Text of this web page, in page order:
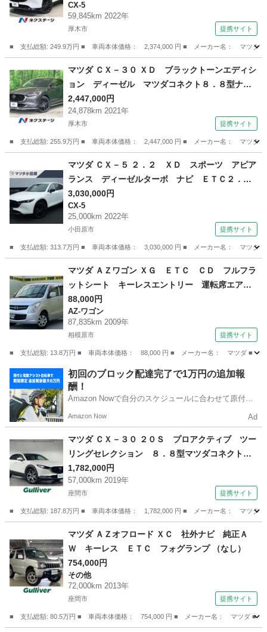
ーズ 電動リアゲート レザーシート 全席シー
トヒーター ドラレコ コーナーセンサー デジ
CX-5
59,845km 2022年
厚木市 提携サイト
■ 支払総額: 249.9万円 ■ 車両本体価格： 2,374,000 円 ■ メーカー名： マツ
CX-5
マツダ ＣＸ－３０ ＸＤ ブラックトーンエディシ
ョン ディーゼル マツダコネクト８．８型ナ
ビ 全周囲カメラ 衝突軽減 レーダークルー
ズ ブラインドスポットモニター 電動リアゲー
ト コーナーセンサー ＬＥＤヘッド ＥＴＣ
純正１８インチアルミ （検8.12）
2,447,000円
24,878km 2021年
厚木市 提携サイト
■ 支払総額: 255.9万円 ■ 車両本体価格： 2,447,000 円 ■ メーカー名： マツダ
マツダ
マツダ ＣＸ－５ ２．２ ＸＤ スポーツ アピア
ランス ディーゼルターボ ナビ ＥＴＣ２．
０ ３６０度モニター ＬＥＤランプ １オーナ
ー車 本革シート パワーテールゲート バック
カメラ クルコン パワーシート ＥＴＣ車載
器 横滑り防止装置 シートヒーター エアコ
ン 禁煙車 （検9.3）
3,030,000円
CX-5
25,000km 2022年
小田原市 提携サイト
■ 支払総額: 313.7万円 ■ 車両本体価格： 3,030,000 円 ■ メーカー名： マツ
CX-5
マツダ ＡＺワゴン ＸＧ ＥＴＣ ＣＤ フルフラ
ットシート キーレスエントリー 運転席エアバ
ック 助手席エアバック 盗難防止装置 パワー
ステアリング パワ－ウィンドウ ベンチシー
ト エアコンクーラー （検10.8）
88,000円
AZ-ワゴン
87,835km 2009年
相模原市 提携サイト
■ 支払総額: 13.8万円 ■ 車両本体価格： 88,000 円 ■ メーカー名： マツダ ■
相模原市 AZ-ワゴン
初回のブロック配達完了で1万円の追加報
酬！
Amazon Nowで自分のスケジュールに合わせて原付や
う！
Amazon Now Ad
マツダ ＣＸ－３０ ２０Ｓ プロアクティブ ツー
リングセレクション ８．８型マツダコネクトＳ
Ｄナビ ＴＶ ＣＤ ＤＶＤ ＢＴ ＵＳＢ Ｈ
ＤＭＩ ３６０度カメラ ドライバーモニタリン
グ ｉアクティブセンス ＡＣＣ ブラインドス
ポットモニター 衝突被害軽減ブレーキ （検8.9）
1,782,000円
57,000km 2019年
座間市 提携サイト
■ 支払総額: 187.8万円 ■ 車両本体価格： 1,782,000 円 ■ メーカー名： マツダ
マツダ
マツダ ＡＺオフロード ＸＣ 社外ナビ 純正Ａ
Ｗ キーレス ＥＴＣ フォグランプ （なし）
754,000円
その他
72,000km 2013年
座間市 提携サイト
■ 支払総額: 80.5万円 ■ 車両本体価格： 754,000 円 ■ メーカー名： マツダ